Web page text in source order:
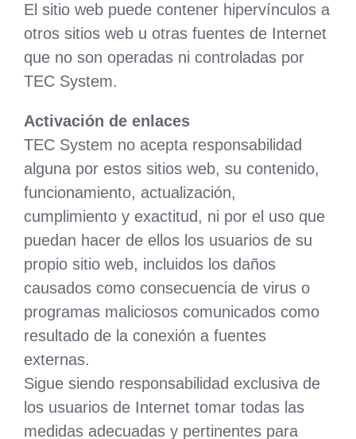
El sitio web puede contener hipervínculos a
otros sitios web u otras fuentes de Internet
que no son operadas ni controladas por
TEC System.
Activación de enlaces
TEC System no acepta responsabilidad
alguna por estos sitios web, su contenido,
funcionamiento, actualización,
cumplimiento y exactitud, ni por el uso que
puedan hacer de ellos los usuarios de su
propio sitio web, incluidos los daños
causados como consecuencia de virus o
programas maliciosos comunicados como
resultado de la conexión a fuentes
externas.
Sigue siendo responsabilidad exclusiva de
los usuarios de Internet tomar todas las
medidas adecuadas y pertinentes para